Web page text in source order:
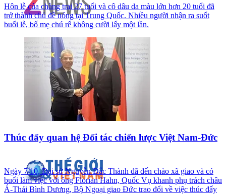
Hôn lễ của chàng trai 27 tuổi và cô dâu da màu lớn hơn 20 tuổi đã
trở thành chủ đề nóng tại Trung Quốc. Nhiều người nhận ra suốt
buổi lễ, bố mẹ chú rể không cười lấy một lần.
Thúc đẩy quan hệ Đối tác chiến lược Việt Nam-Đức
Ngày 7/10, Đại sứ Nguyễn Đắc Thành đã đến chào xã giao và có
buổi làm việc với ông Florian Hahn, Quốc Vụ khanh phụ trách châu
Á-Thái Bình Dương, Bộ Ngoại giao Đức trao đổi về việc thúc đẩy